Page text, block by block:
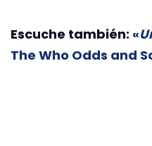
Escuche también: «
The Who Odds and